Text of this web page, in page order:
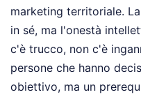
marketing territoriale.
in sé, ma l'onestà
c'è trucco, non c'è
persone che hanno
obiettivo, ma un